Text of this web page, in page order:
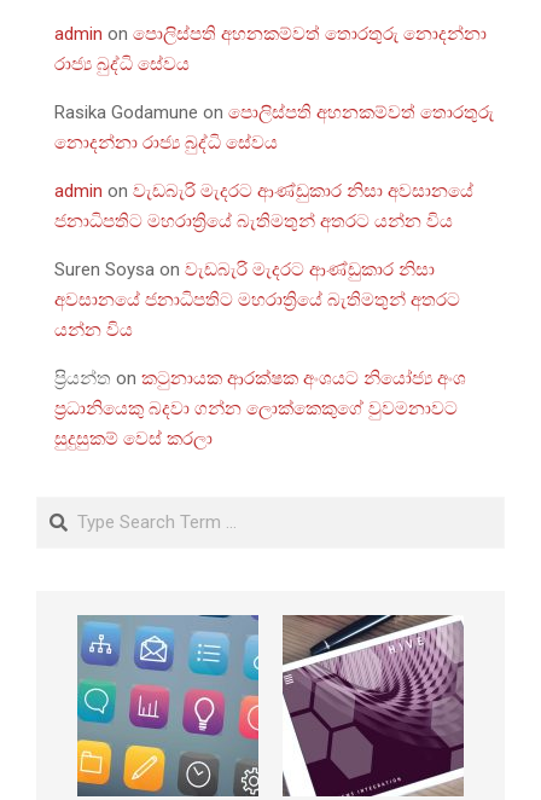
admin on පොලිස්පති අහනකම්වත් තොරතුරු නොදන්නා
රාජ්‍ය බුද්ධි සේවය
Rasika Godamune on පොලිස්පති අහනකම්වත් තොරතුරු
නොදන්නා රාජ්‍ය බුද්ධි සේවය
admin on වැඩබැරි මැදරට ආණ්ඩුකාර නිසා අවසානයේ
ජනාධිපතිට මහරාත්‍රියේ බැතිමතුන් අතරට යන්න විය
Suren Soysa on වැඩබැරි මැදරට ආණ්ඩුකාර නිසා
අවසානයේ ජනාධිපතිට මහරාත්‍රියේ බැතිමතුන් අතරට
යන්න විය
ප්‍රියන්ත on කටුනායක ආරක්ෂක අංශයට නියෝජ්‍ය අංශ
ප්‍රධානියෙකු බදවා ගන්න ලොක්කෙකුගේ වුවමනාවට
සුදුසුකම් වෙස් කරලා
Search